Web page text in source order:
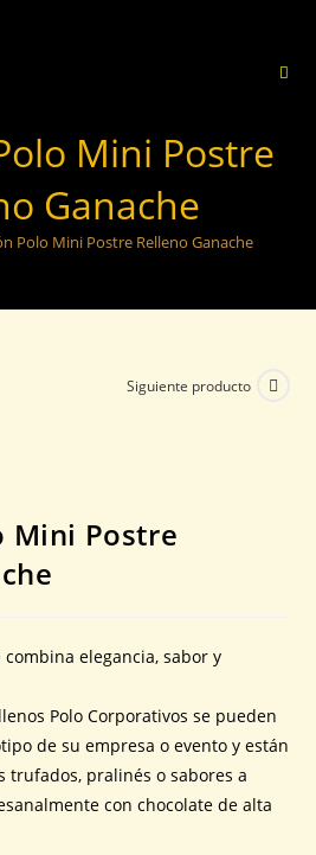
Mini Postre
Ganache
Polo Mini Postre Relleno Ganache
Siguiente producto
Mini Postre
elegancia, sabor y
Polo Corporativos se pueden
de su empresa o evento y están
trufados, pralinés o sabores a
con chocolate de alta